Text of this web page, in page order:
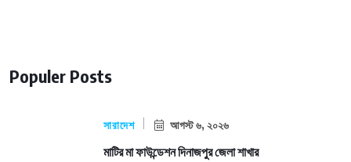
Populer Posts
সারাদেশ আগস্ট ৬, ২০২৬
মাটির মা ফাউন্ডেশন দিনাজপুর জেলা শাখার